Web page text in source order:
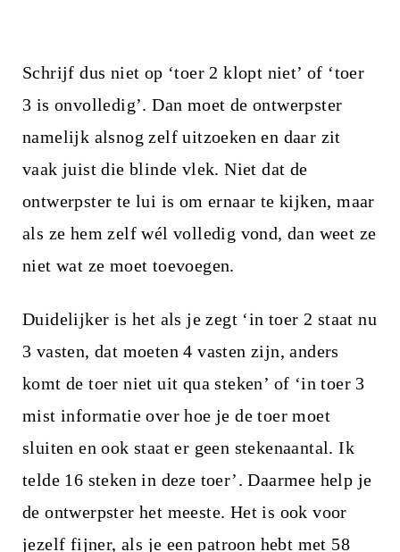
Schrijf dus niet op ‘toer 2 klopt niet’ of ‘toer
3 is onvolledig’. Dan moet de ontwerpster
namelijk alsnog zelf uitzoeken en daar zit
vaak juist die blinde vlek. Niet dat de
ontwerpster te lui is om ernaar te kijken, maar
als ze hem zelf wél volledig vond, dan weet ze
niet wat ze moet toevoegen.
Duidelijker is het als je zegt ‘in toer 2 staat nu
3 vasten, dat moeten 4 vasten zijn, anders
komt de toer niet uit qua steken’ of ‘in toer 3
mist informatie over hoe je de toer moet
sluiten en ook staat er geen stekenaantal. Ik
telde 16 steken in deze toer’. Daarmee help je
de ontwerpster het meeste. Het is ook voor
jezelf fijner, als je een patroon hebt met 58